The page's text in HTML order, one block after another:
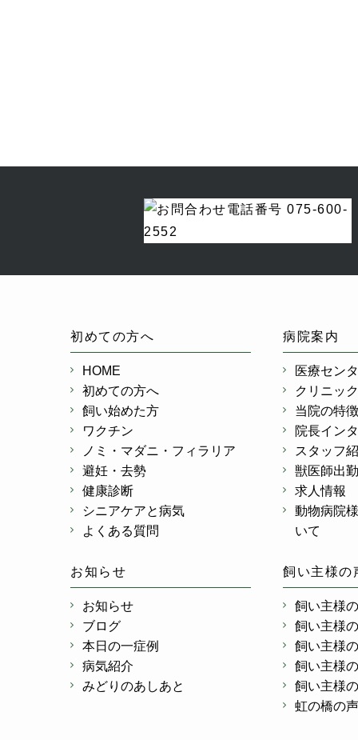
初めての方へ
HOME
初めての方へ
飼い始めた方
ワクチン
ノミ・マダニ・フィラリア
避妊・去勢
健康診断
シニアケアと病気
よくある質問
病院案内
医療セン
クリニッ
当院の特徴
院長イン
スタッフ
獣医師出
求人情報
動物病院
いて
お知らせ
お知らせ
ブログ
本日の一症例
病気紹介
みどりのあしあと
飼い主様の
飼い主様
飼い主様
飼い主様
飼い主様
飼い主様
虹の橋の声